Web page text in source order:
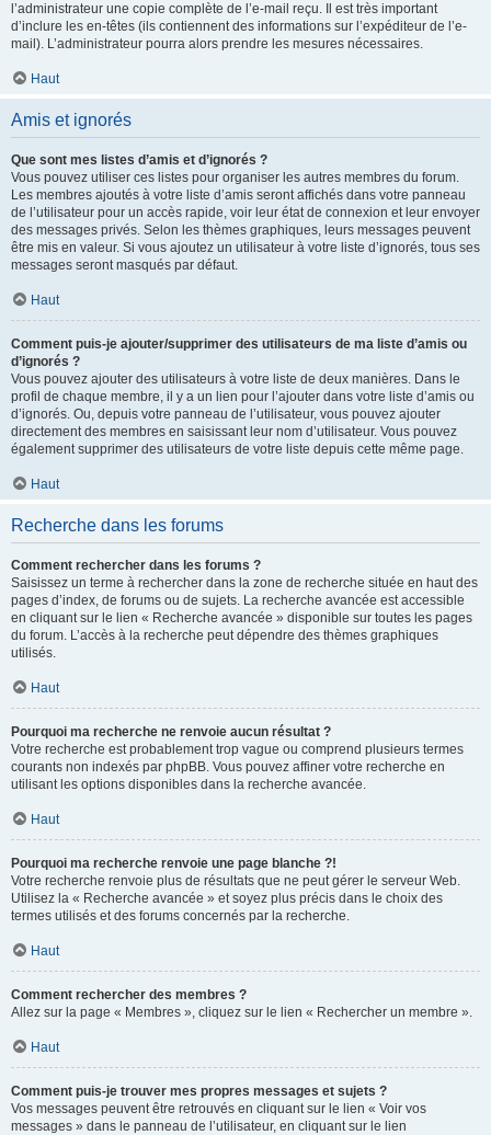
l’administrateur une copie complète de l’e-mail reçu. Il est très important
d’inclure les en-têtes (ils contiennent des informations sur l’expéditeur de l’e-
mail). L’administrateur pourra alors prendre les mesures nécessaires.
Haut
Amis et ignorés
Que sont mes listes d’amis et d’ignorés ?
Vous pouvez utiliser ces listes pour organiser les autres membres du forum.
Les membres ajoutés à votre liste d’amis seront affichés dans votre panneau
de l’utilisateur pour un accès rapide, voir leur état de connexion et leur envoyer
des messages privés. Selon les thèmes graphiques, leurs messages peuvent
être mis en valeur. Si vous ajoutez un utilisateur à votre liste d’ignorés, tous ses
messages seront masqués par défaut.
Haut
Comment puis-je ajouter/supprimer des utilisateurs de ma liste d’amis ou
d’ignorés ?
Vous pouvez ajouter des utilisateurs à votre liste de deux manières. Dans le
profil de chaque membre, il y a un lien pour l’ajouter dans votre liste d’amis ou
d’ignorés. Ou, depuis votre panneau de l’utilisateur, vous pouvez ajouter
directement des membres en saisissant leur nom d’utilisateur. Vous pouvez
également supprimer des utilisateurs de votre liste depuis cette même page.
Haut
Recherche dans les forums
Comment rechercher dans les forums ?
Saisissez un terme à rechercher dans la zone de recherche située en haut des
pages d’index, de forums ou de sujets. La recherche avancée est accessible
en cliquant sur le lien « Recherche avancée » disponible sur toutes les pages
du forum. L’accès à la recherche peut dépendre des thèmes graphiques
utilisés.
Haut
Pourquoi ma recherche ne renvoie aucun résultat ?
Votre recherche est probablement trop vague ou comprend plusieurs termes
courants non indexés par phpBB. Vous pouvez affiner votre recherche en
utilisant les options disponibles dans la recherche avancée.
Haut
Pourquoi ma recherche renvoie une page blanche ?!
Votre recherche renvoie plus de résultats que ne peut gérer le serveur Web.
Utilisez la « Recherche avancée » et soyez plus précis dans le choix des
termes utilisés et des forums concernés par la recherche.
Haut
Comment rechercher des membres ?
Allez sur la page « Membres », cliquez sur le lien « Rechercher un membre ».
Haut
Comment puis-je trouver mes propres messages et sujets ?
Vos messages peuvent être retrouvés en cliquant sur le lien « Voir vos
messages » dans le panneau de l’utilisateur, en cliquant sur le lien